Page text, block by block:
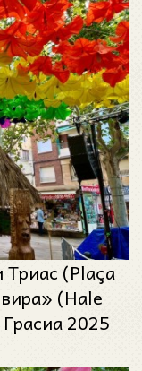
Триас (Plaça
(Hale
2025